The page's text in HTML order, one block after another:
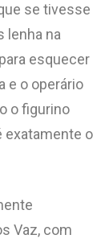
se tivesse
lenha na
esquecer
e o operário
o figurino
exatamente o
Vaz, com